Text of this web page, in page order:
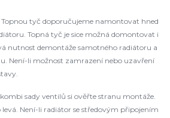
Topnou tyč doporučujeme namontovat hned
Topná tyč je sice možná domontovat i
nutnost demontáže samotného radiátoru a
Není-li možnost zamrazení nebo uzavření
sady ventilů si ověřte stranu montáže.
Není-li radiátor se středovým připojením